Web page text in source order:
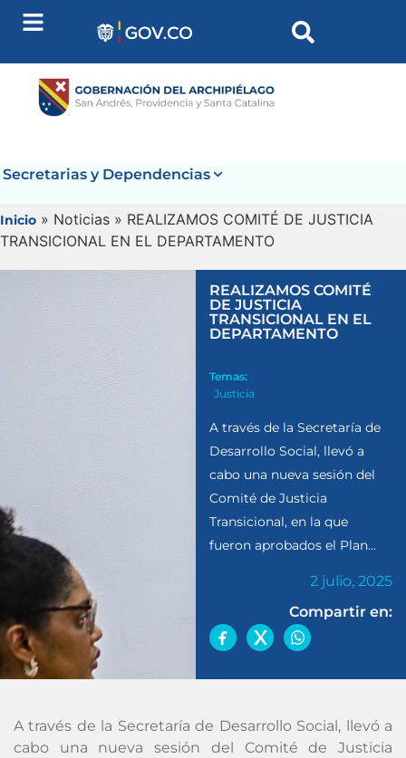
Secretarias y Dependencias
Inicio » Noticias » REALIZAMOS COMITÉ DE JUSTICIA
TRANSICIONAL EN EL DEPARTAMENTO
REALIZAMOS COMITÉ
DE JUSTICIA
TRANSICIONAL EN EL
DEPARTAMENTO
Temas:
Justicia
A través de la Secretaría de
Desarrollo Social, llevó a
cabo una nueva sesión del
Comité de Justicia
Transicional, en la que
fueron aprobados el Plan...
2 julio, 2025
Compartir en:
Através de la Secretaría de Desarrollo Social, llevó a
cabo una nueva sesión del Comité de Justicia